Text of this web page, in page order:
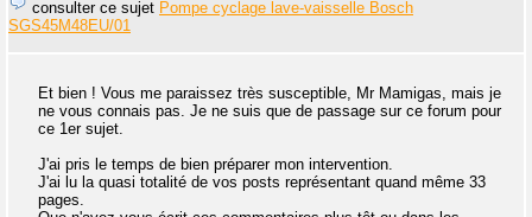
consulter ce sujet Pompe cyclage lave-vaisselle Bosch
SGS45M48EU/01
Et bien ! Vous me paraissez très susceptible, Mr Mamigas, mais je
ne vous connais pas. Je ne suis que de passage sur ce forum pour
ce 1er sujet.
J'ai pris le temps de bien préparer mon intervention.
J'ai lu la quasi totalité de vos posts représentant quand même 33
pages.